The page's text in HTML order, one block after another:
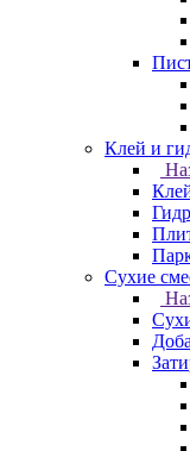
Клей и
Сухие